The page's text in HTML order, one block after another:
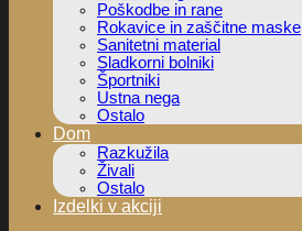
Poškodbe in rane
Rokavice in zaščitne maske
Sanitetni material
Sladkorni bolniki
Športniki
Ustna nega
Ostalo
Dom
Razkužila
Živali
Ostalo
Izdelki v akciji